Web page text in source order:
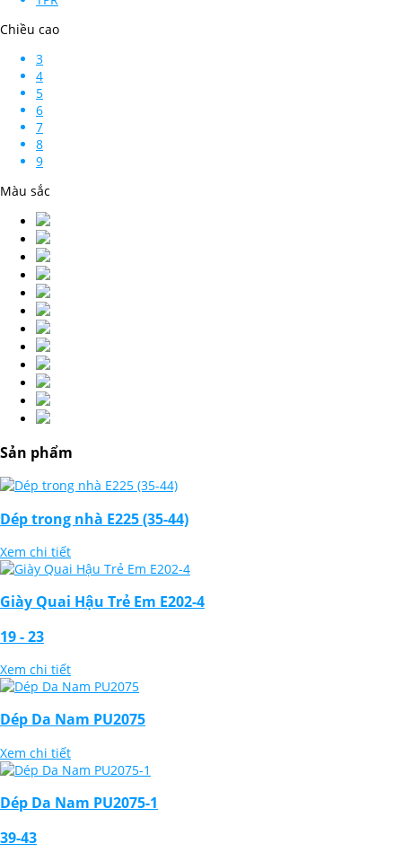
Chiều cao
3
4
5
6
7
8
9
Màu sắc
Sản phẩm
Dép trong nhà E225 (35-44)
Xem chi tiết
Giày Quai Hậu Trẻ Em E202-4
19 - 23
Xem chi tiết
Dép Da Nam PU2075
Xem chi tiết
Dép Da Nam PU2075-1
39-43